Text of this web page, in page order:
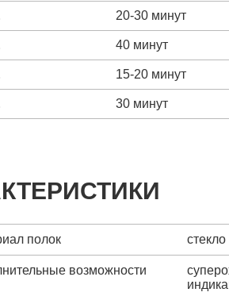
20-30 минут
40 минут
15-20 минут
30 минут
полок стекло
возможности